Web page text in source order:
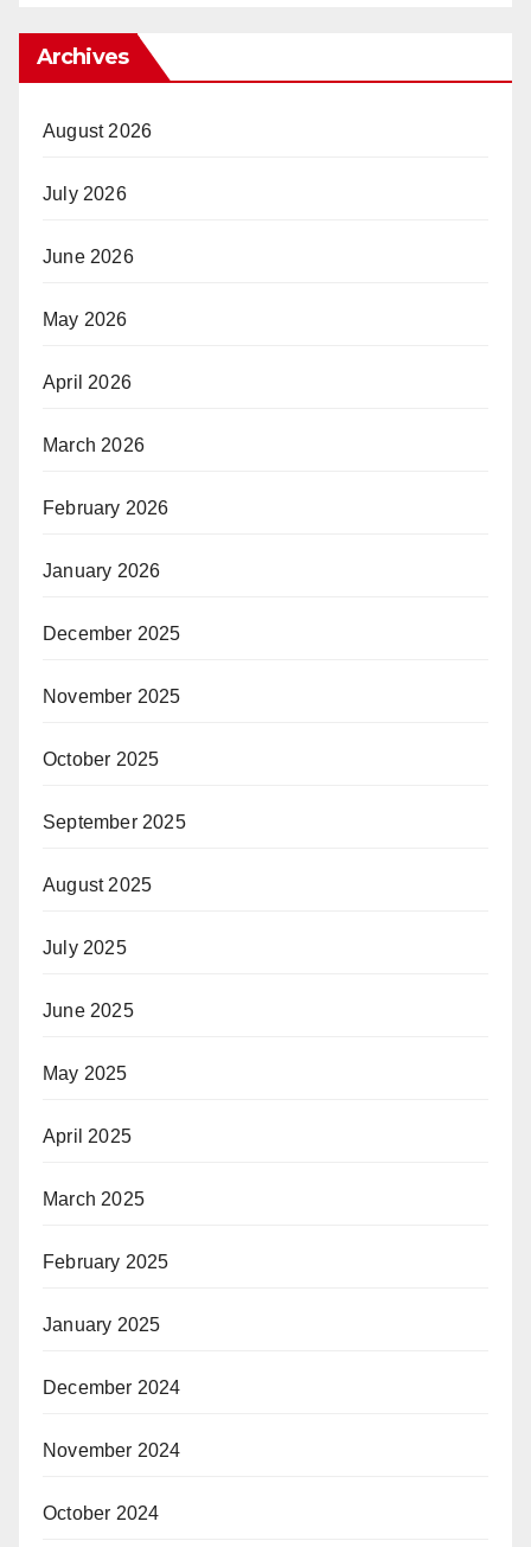
Archives
August 2026
July 2026
June 2026
May 2026
April 2026
March 2026
February 2026
January 2026
December 2025
November 2025
October 2025
September 2025
August 2025
July 2025
June 2025
May 2025
April 2025
March 2025
February 2025
January 2025
December 2024
November 2024
October 2024